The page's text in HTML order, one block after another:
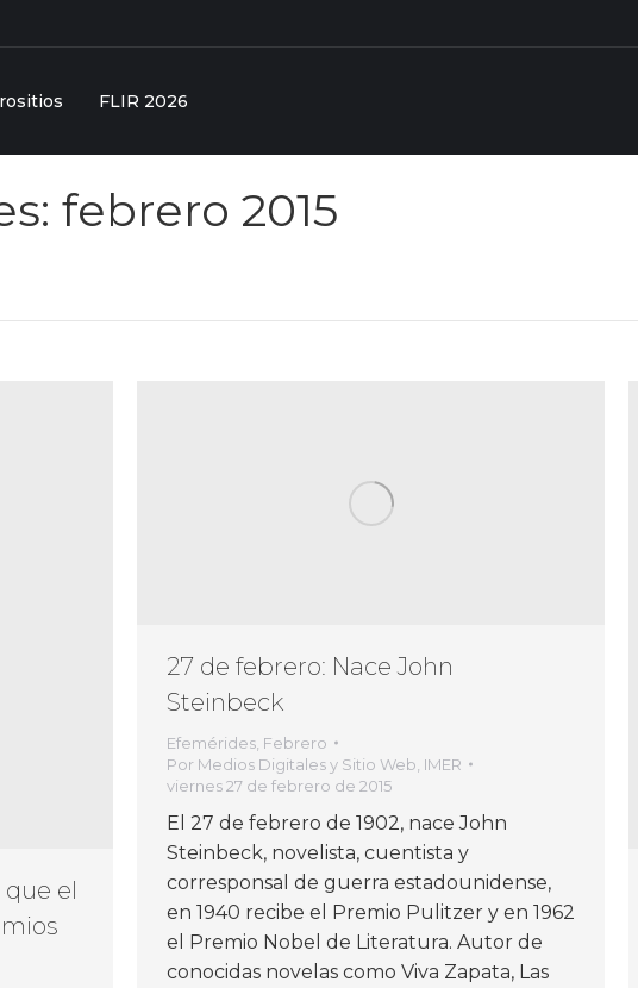
FLIR 2026
febrero 2015
el
27 de febrero: Nace John
Steinbeck
Efemérides Febrero
Por Medios Digitales y Sitio Web, IMER
viernes 27 de febrero de 2015
El 27 de febrero de 1902, nace John
Steinbeck, novelista, cuentista y
corresponsal de guerra estadounidense,
en 1940 recibe el Premio Pulitzer y en 1962
el Premio Nobel de Literatura. Autor de
conocidas novelas como Viva Zapata, Las